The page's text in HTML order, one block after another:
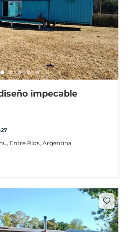
impecable
Entre Ríos, Argentina